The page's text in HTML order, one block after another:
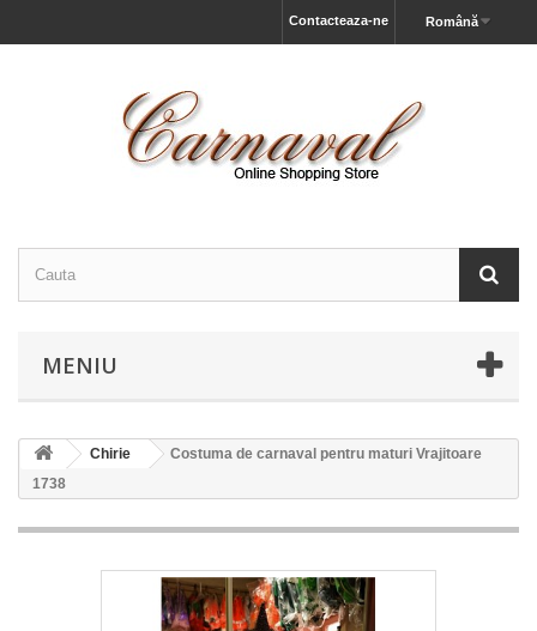
Română
Contacteaza-ne
MENIU
Chirie
Costuma de carnaval pentru maturi Vrajitoare
1738